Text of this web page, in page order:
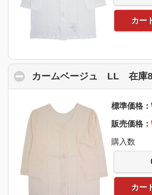
カー
カームベージュ LL 在庫8
標準価格
販売価格：
購入数
カー